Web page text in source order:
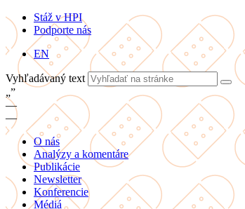
Stáž v HPI
Podporte nás
EN
Vyhľadávaný text
„”
—
—
O nás
Analýzy a komentáre
Publikácie
Newsletter
Konferencie
Médiá